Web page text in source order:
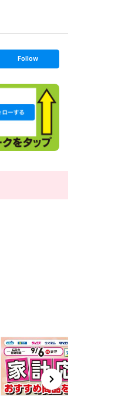
s
t
o
l
o
w
Follow
n
e
x
t